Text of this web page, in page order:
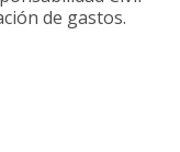
de gastos.